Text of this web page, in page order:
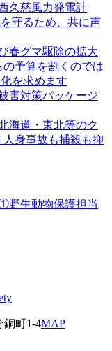
久慈風力発電計
守るため、共に声
春グマ駆除の拡大
予算を割くのでは
を求めます
害対策パッケージ
海道・東北等のク
身事故も捕殺も抑
野生動物保護担当
銅町1-4MAP